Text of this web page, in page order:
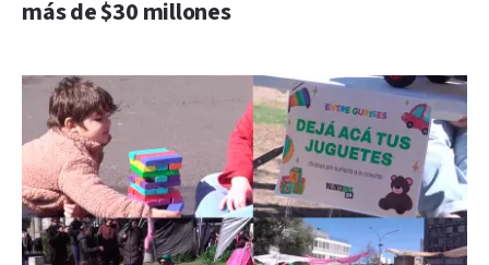
más de $30 millones